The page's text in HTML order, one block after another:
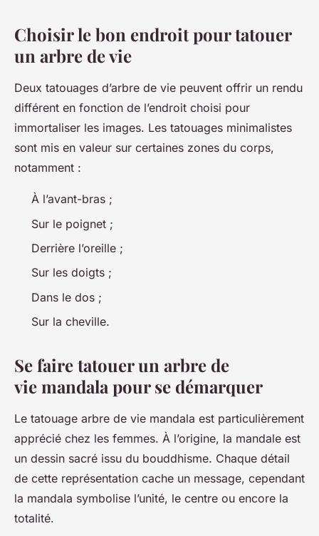
Choisir le bon endroit pour tatouer
un arbre de vie
Deux tatouages d’arbre de vie peuvent offrir un rendu
différent en fonction de l’endroit choisi pour
immortaliser les images. Les tatouages minimalistes
sont mis en valeur sur certaines zones du corps,
notamment :
À l’avant-bras ;
Sur le poignet ;
Derrière l’oreille ;
Sur les doigts ;
Dans le dos ;
Sur la cheville.
Se faire tatouer un arbre de
vie mandala pour se démarquer
Le tatouage arbre de vie mandala est particulièrement
apprécié chez les femmes. À l’origine, la mandale est
un dessin sacré issu du bouddhisme. Chaque détail
de cette représentation cache un message, cependant
la mandala symbolise l’unité, le centre ou encore la
totalité.